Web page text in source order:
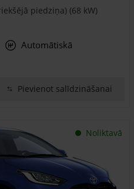
piedziņa) (68 kW)
Automātiskā
Pievienot salīdzināšanai
Noliktavā